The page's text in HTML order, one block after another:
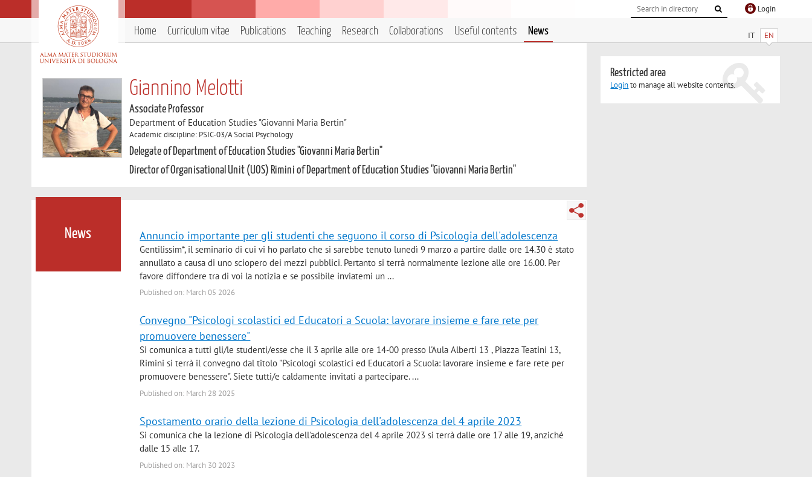
Login
IT EN
Home Curriculum vitae Publications Teaching Research Collaborations Useful contents News
Giannino Melotti
Associate Professor
Department of Education Studies "Giovanni Maria Bertin"
Academic discipline: PSIC-03/A Social Psychology
Delegate of Department of Education Studies "Giovanni Maria Bertin"
Director of Organisational Unit (UOS) Rimini of Department of Education Studies "Giovanni Maria Bertin"
News Annuncio importante per gli studenti che seguono il corso di Psicologia dell'adolescenza
Gentilissim*, il seminario di cui vi ho parlato che si sarebbe tenuto lunedì 9 marzo a partire dalle ore 14.30 è stato
annullato a causa di uno sciopero dei mezzi pubblici. Pertanto si terrà normalmente lezione alle ore 16.00. Per
favore diffondere tra di voi la notizia e se possibile inviatemi un ...
Published on: March 05 2026
Convegno "Psicologi scolastici ed Educatori a Scuola: lavorare insieme e fare rete per
promuovere benessere"
Si comunica a tutti gli/le studenti/esse che il 3 aprile alle ore 14-00 presso l'Aula Alberti 13 , Piazza Teatini 13,
Rimini si terrà il convegno dal titolo "Psicologi scolastici ed Educatori a Scuola: lavorare insieme e fare rete per
promuovere benessere". Siete tutti/e caldamente invitati a partecipare. ...
Published on: March 28 2025
Spostamento orario della lezione di Psicologia dell'adolescenza del 4 aprile 2023
Si comunica che la lezione di Psicologia dell'adolescenza del 4 aprile 2023 si terrà dalle ore 17 alle 19, anziché
dalle 15 alle 17.
Published on: March 30 2023
Restricted area
Loginto manage all website contents.